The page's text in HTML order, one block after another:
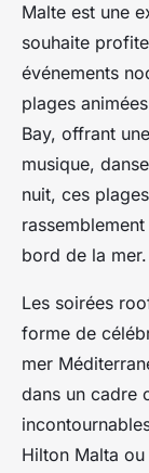
Malte est une
souhaite
événements
plages
Bay, offrant
musique,
nuit, ces
bord de la mer.
Les soirées
forme de
mer
dans un cadre
Hilton Malta